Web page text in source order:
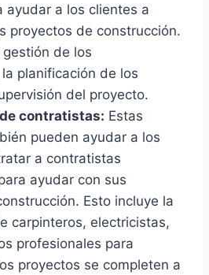
ayudar a los clientes a
proyectos de construcción.
de los
planificación de los
del proyecto.
contratistas: Estas
pueden ayudar a los
a contratistas
ayudar con sus
Esto incluye la
carpinteros, electricistas,
profesionales para
proyectos se completen a